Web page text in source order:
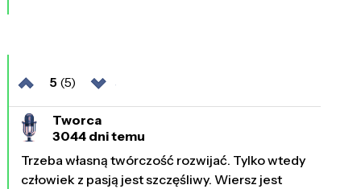
5 (5)
Tworca
3044 dni temu
Trzeba własną twórczość rozwijać. Tylko wtedy
człowiek z pasją jest szczęśliwy. Wiersz jest